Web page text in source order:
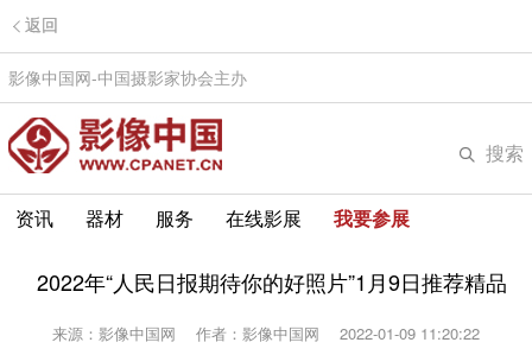
返回
影像中国网-中国摄影家协会主办
搜索
资讯 器材 服务 在线影展 我要参展
2022年“人民日报期待你的好照片”1月9日推荐精品
来源：影像中国网 作者：影像中国网 2022-01-09 11:20:22